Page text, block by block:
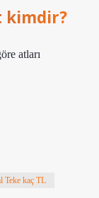
kimdir?
atları
Teke kaç TL